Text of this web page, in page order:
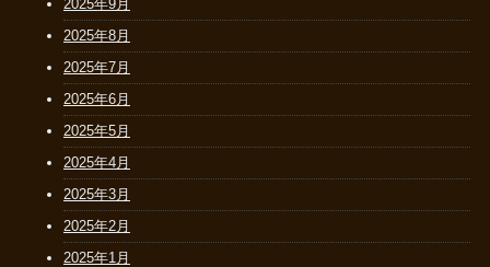
2025年9月
2025年8月
2025年7月
2025年6月
2025年5月
2025年4月
2025年3月
2025年2月
2025年1月